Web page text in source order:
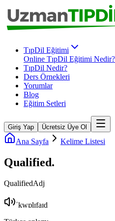
TıpDil Eğitimi
Online TıpDil Eğitimi Nedir?
TıpDil Nedir?
Ders Örnekleri
Yorumlar
Blog
Eğitim Setleri
Giriş Yap Ücretsiz Üye Ol
Ana Sayfa Kelime Listesi
Qualified.
QualifiedAdj
ˈkwɒlɪfaɪd